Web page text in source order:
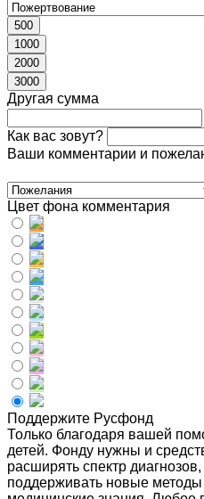
500
1000
2000
3000
Другая сумма
Как вас зовут?
Ваши комментарии и
Цвет фона комментария
Поддержите Русфонд
Только благодаря вашей
детей. Фонду нужны и
расширять спектр
поддерживать новые методы